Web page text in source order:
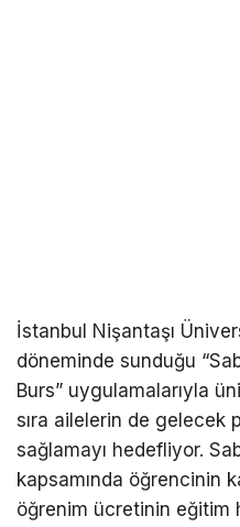
İstanbul Nişantaşı
döneminde sunduğu
Burs” uygulamalarıyla
sıra ailelerin de gelecek
sağlamayı hedefliyor.
kapsamında öğrencinin
öğrenim ücretinin eğitim